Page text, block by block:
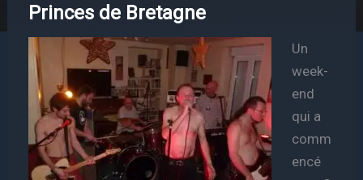
Princes de Bretagne
Un
week-
end
qui a
comm
encé